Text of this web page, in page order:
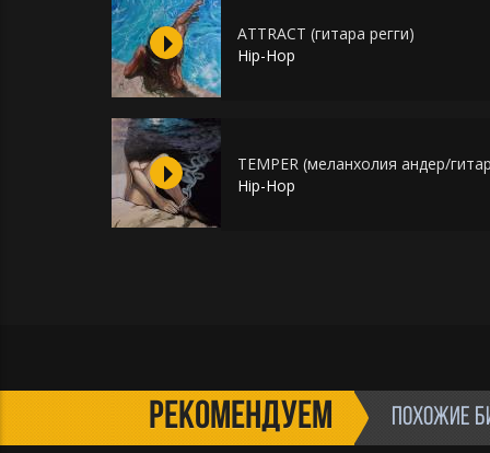
ATTRACT (гитара регги)
Hip-Hop
TEMPER (меланхолия андер/
Hip-Hop
РЕКОМЕНДУЕМ ПОХОЖИЕ